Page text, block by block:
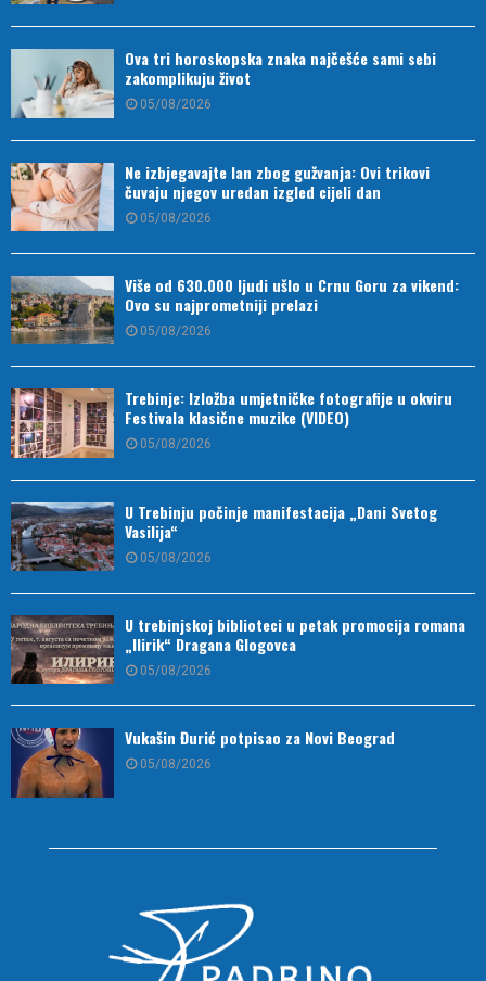
Ova tri horoskopska znaka najčešće sami sebi
zakomplikuju život
05/08/2026
Ne izbjegavajte lan zbog gužvanja: Ovi trikovi
čuvaju njegov uredan izgled cijeli dan
05/08/2026
Više od 630.000 ljudi ušlo u Crnu Goru za vikend:
Ovo su najprometniji prelazi
05/08/2026
Trebinje: Izložba umjetničke fotografije u okviru
Festivala klasične muzike (VIDEO)
05/08/2026
U Trebinju počinje manifestacija „Dani Svetog
Vasilija“
05/08/2026
U trebinjskoj biblioteci u petak promocija romana
„Ilirik“ Dragana Glogovca
05/08/2026
Vukašin Đurić potpisao za Novi Beograd
05/08/2026